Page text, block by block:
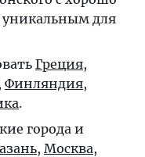
для
Греция,
, Финляндия,
.
города и
, Москва,